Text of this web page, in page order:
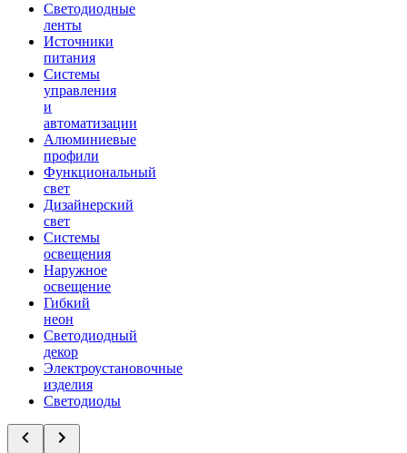
Светодиодные
ленты
Источники
питания
Системы
управления
и
автоматизации
Алюминиевые
профили
Функциональный
свет
Дизайнерский
свет
Системы
освещения
Наружное
освещение
Гибкий
неон
Светодиодный
декор
Электроустановочные
изделия
Светодиоды